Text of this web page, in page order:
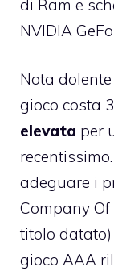
di Ram e
NVIDIA
Nota
gioco costa
elevata per
adeguare i
Company
titolo datato)
gioco AAA